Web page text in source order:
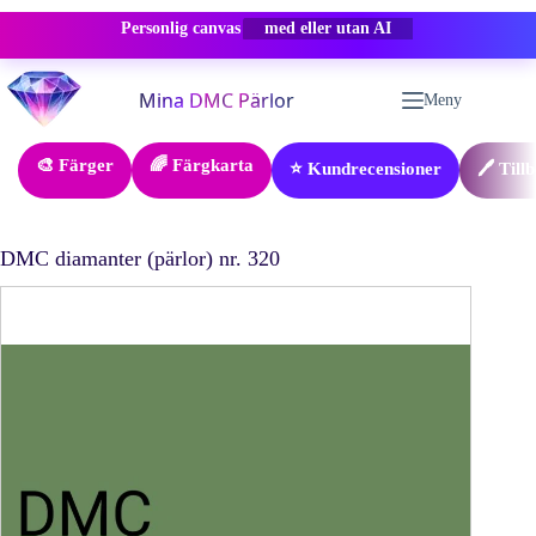
Personlig canvas -50% RABATT
Hoppa
till
innehåll
Meny
🎨 Färger 🌈 Färgkarta ⭐ Kundrecensioner 🖊️
DMC diamanter (pärlor) nr. 320